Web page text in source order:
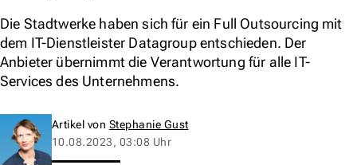
Die Stadtwerke haben sich für ein Full Outsourcing mit
dem IT-Dienstleister Datagroup entschieden. Der
Anbieter übernimmt die Verantwortung für alle IT-
Services des Unternehmens.
Artikel von Stephanie Gust
10.08.2023, 03:08 Uhr